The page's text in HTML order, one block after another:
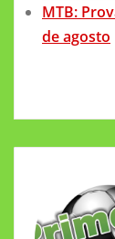
MTB:
de agosto